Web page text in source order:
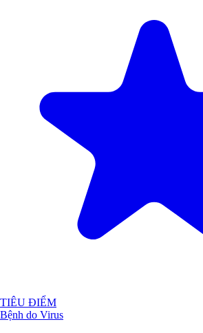
TIÊU ĐIỂM
Bệnh do Virus